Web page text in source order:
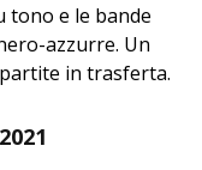
tono e le bande
azzurre. Un
in trasferta.